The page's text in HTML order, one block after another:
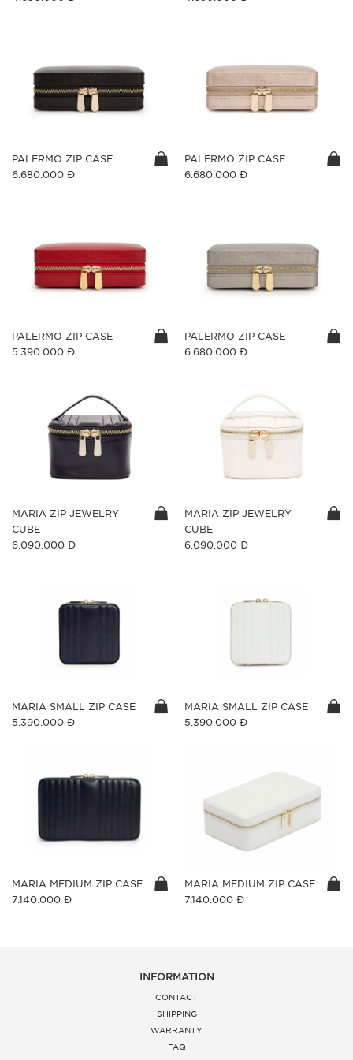
PALERMO ZIP CASE
6.680.000 Đ
PALERMO ZIP CASE
6.680.000 Đ
PALERMO ZIP CASE
5.390.000 Đ
PALERMO ZIP CASE
6.680.000 Đ
MARIA ZIP JEWELRY
CUBE
6.090.000 Đ
MARIA ZIP JEWELRY
CUBE
6.090.000 Đ
MARIA SMALL ZIP CASE
5.390.000 Đ
MARIA SMALL ZIP CASE
5.390.000 Đ
MARIA MEDIUM ZIP CASE
7.140.000 Đ
MARIA MEDIUM ZIP CASE
7.140.000 Đ
INFORMATION
CONTACT
SHIPPING
WARRANTY
FAQ